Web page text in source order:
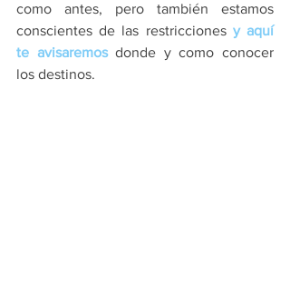
como antes, pero también estamos
conscientes de las restricciones y aquí
te avisaremos donde y como conocer
los destinos.